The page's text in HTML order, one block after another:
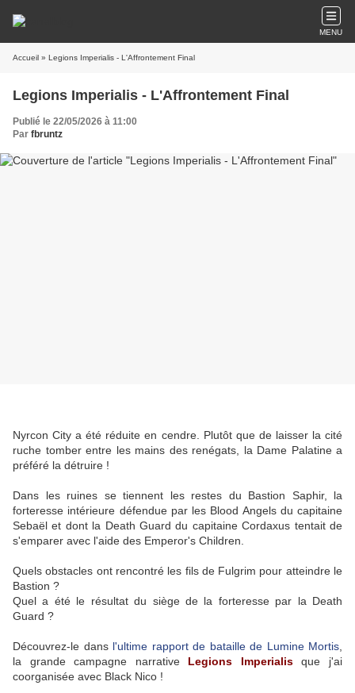
MENU
Accueil » Legions Imperialis - L'Affrontement Final
Legions Imperialis - L'Affrontement Final
Publié le 22/05/2026 à 11:00
Par fbruntz
Nyrcon City a été réduite en cendre. Plutôt que de laisser la cité
ruche tomber entre les mains des renégats, la Dame Palatine a
préféré la détruire !
Dans les ruines se tiennent les restes du Bastion Saphir, la
forteresse intérieure défendue par les Blood Angels du capitaine
Sebaël et dont la Death Guard du capitaine Cordaxus tentait de
s'emparer avec l'aide des Emperor's Children.
Quels obstacles ont rencontré les fils de Fulgrim pour atteindre le
Bastion ?
Quel a été le résultat du siège de la forteresse par la Death
Guard ?
Découvrez-le dans l'ultime rapport de bataille de Lumine Mortis
la grande campagne narrative Legions Imperialisque j'ai
coorganisée avec Black Nico !